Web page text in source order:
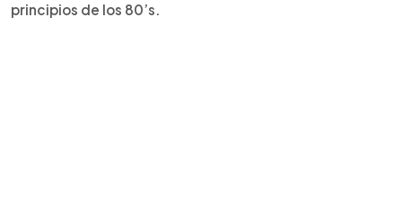
principios de los 80’s.